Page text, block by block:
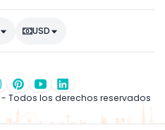
USD
- Todos los derechos reservados